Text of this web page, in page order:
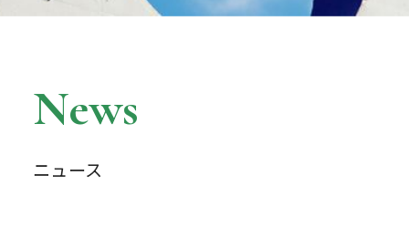
News
ニュース